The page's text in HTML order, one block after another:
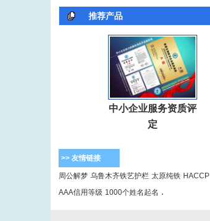
推荐产品
中小企业服务资质评
定
>> 友情链接
周公解梦 乌鲁木齐铁艺护栏 太原纯铁 HACCP
AAA信用等级 1000个姓名起名 .